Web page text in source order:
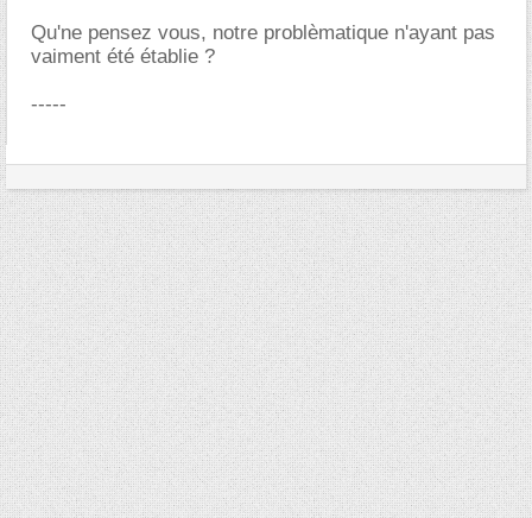
Qu'ne pensez vous, notre problèmatique n'ayant pas
vaiment été établie ?
-----